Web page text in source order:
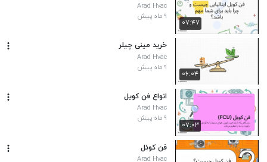
۰۷:۴۷
Arad Hvac
۹ ماه پیش
۰۶:۰۴
خرید مینی چیلر
Arad Hvac
۹ ماه پیش
۰۷:۰۳
انواع فن کویل
Arad Hvac
۹ ماه پیش
فن کوئل
Arad Hvac